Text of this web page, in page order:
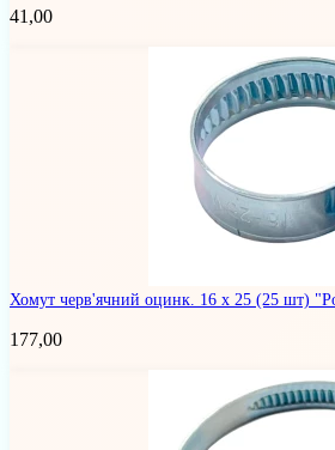
41,00
Хомут черв'ячний оцинк. 16 х 25 (25 шт)
177,00